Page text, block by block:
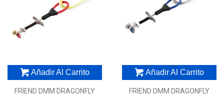
Añadir Al Carrito
FRIEND DMM DRAGONFLY
Añadir Al Carrito
FRIEND DMM DRAGONFLY